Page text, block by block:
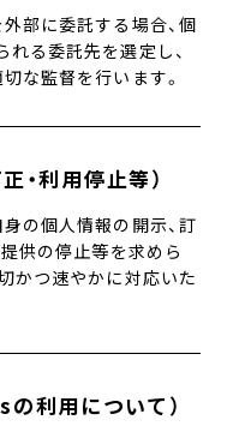
部に委託する場合、個
る委託先を選定し、
な監督を行います。
・利用停止等）
の個人情報の開示、訂
提供の停止等を求めら
かつ速やかに対応いた
利用について）